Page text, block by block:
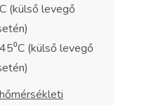
(külső levegő
(külső levegő